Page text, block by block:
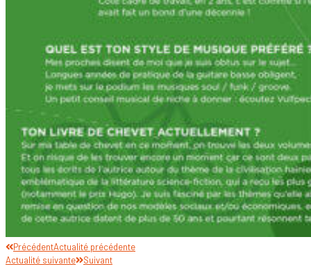
PrécédentActualité précédente
Actualité suivante
Suivant